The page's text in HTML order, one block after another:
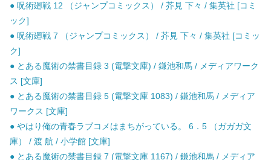
● 呪術廻戦 12 （ジャンプコミックス） / 芥見 下々 / 集英社 [コミ
ック]
● 呪術廻戦 7 （ジャンプコミックス） / 芥見 下々 / 集英社 [コミッ
ク]
● とある魔術の禁書目録 3 (電撃文庫) / 鎌池和馬 / メディアワーク
ス [文庫]
● とある魔術の禁書目録 5 (電撃文庫 1083) / 鎌池和馬 / メディア
ワークス [文庫]
● やはり俺の青春ラブコメはまちがっている。 6．5 （ガガガ文
庫） / 渡 航 / 小学館 [文庫]
● とある魔術の禁書目録 7 (電撃文庫 1167) / 鎌池和馬 / メディア